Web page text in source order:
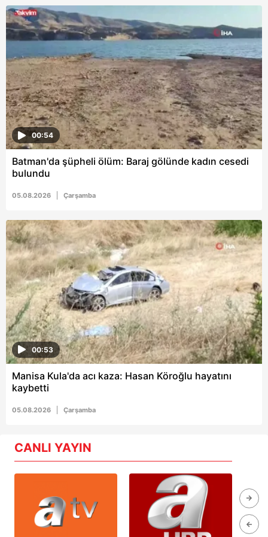
6698 sayılı Kişisel Verilerin Korunması Kanunu uyarınca
hazırlanmış Aydınlatma Metnimizi okumak ve sitemizde
ilgili mevzuata uygun olarak kullanılan çerezlerle ilgili bilgi
almak için lütfentıklayınız.
00:54
Batman'da şüpheli ölüm: Baraj gölünde kadın cesedi
bulundu
05.08.2026 Çarşamba
00:53
Manisa Kula'da acı kaza: Hasan Köroğlu hayatını
kaybetti
05.08.2026 Çarşamba
CANLI YAYIN